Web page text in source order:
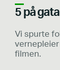
5 på gata
Vi spurte
vernepleier
filmen.